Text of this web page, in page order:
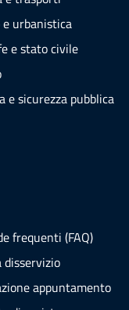
e urbanistica
e stato civile
e sicurezza pubblica
frequenti (FAQ)
disservizio
appuntamento